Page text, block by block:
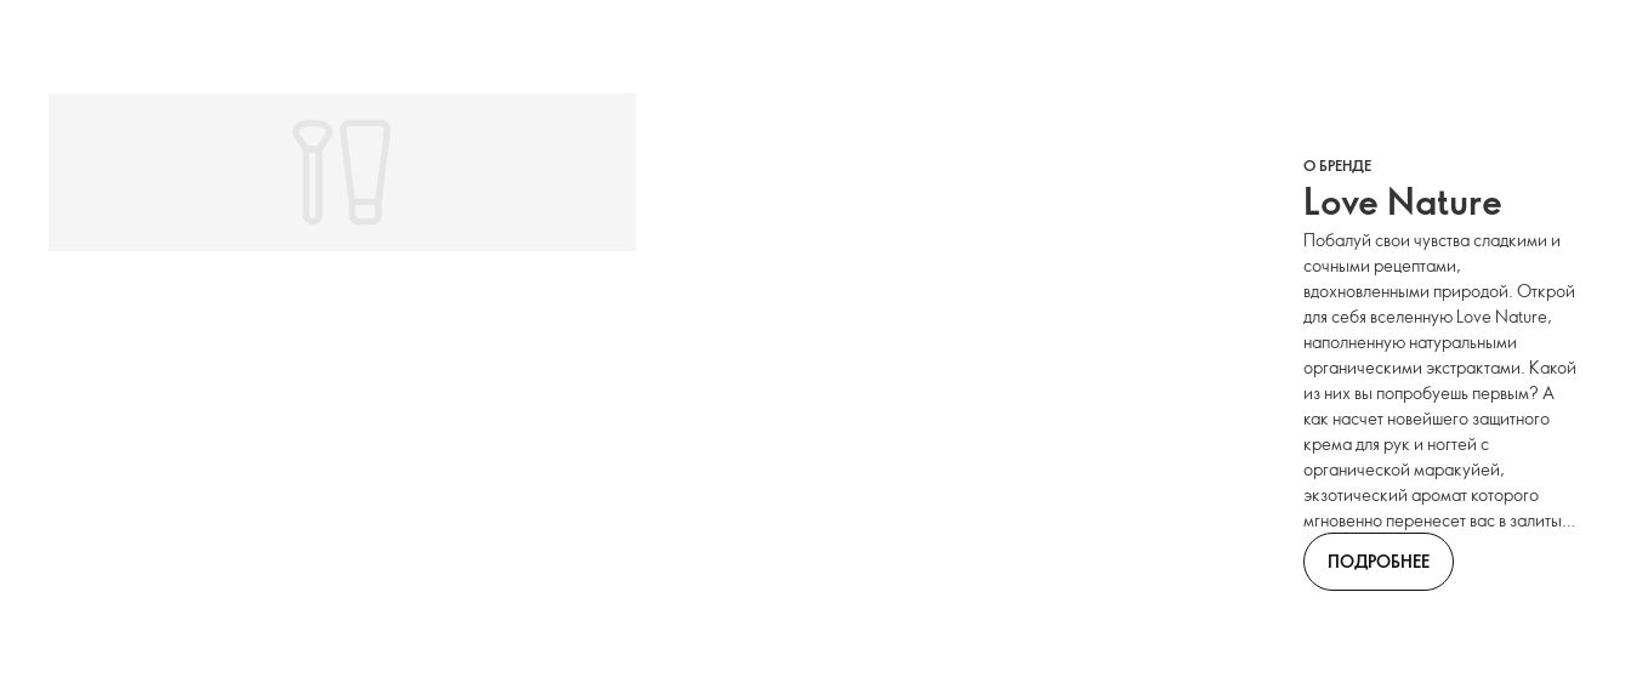
О БРЕНДЕ
Love Nature
Побалуй свои чувства сладкими и
сочными рецептами,
вдохновленными природой. Открой
для себя вселенную Love Nature,
наполненную натуральными
органическими экстрактами. Какой
из них вы попробуешь первым? А
как насчет новейшего защитного
крема для рук и ногтей с
органической маракуйей,
экзотический аромат которого
мгновенно перенесет вас в залитый
солнцем рай?
ПОДРОБНЕЕ